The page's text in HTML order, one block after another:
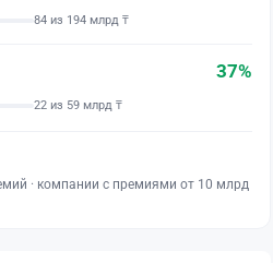
84 из 194 млрд ₸
37%
22 из 59 млрд ₸
· компании с премиями от 10 млрд